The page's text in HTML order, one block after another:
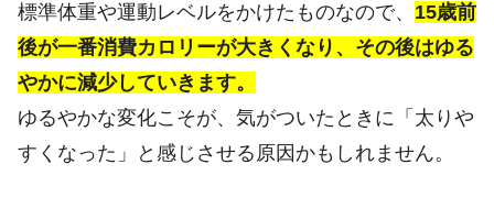
標準体重や運動レベルをかけたものなので、 15歳前
後が一番消費カロリーが大きくなり、その後はゆる
やかに減少していきます。
ゆるやかな変化こそが、気がついたときに「太りや
すくなった」と感じさせる原因かもしれません。